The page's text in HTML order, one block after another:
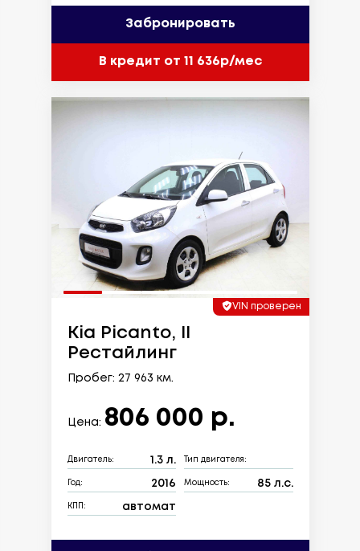
Забронировать
В кредит от 11 636р/мес
VIN проверен
Kia Picanto, II
Рестайлинг
Пробег: 27 963 км.
Цена: 806 000 р.
Двигатель: 1.3 л. Тип двигателя:
Год: 2016 Мощность: 85 л.с.
КПП: автомат